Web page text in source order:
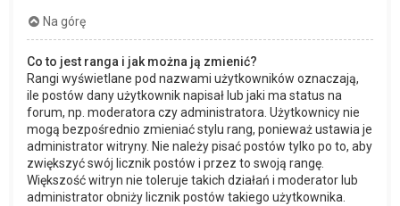
Na górę
Co to jest ranga i jak można ją zmienić?
Rangi wyświetlane pod nazwami użytkowników oznaczają,
ile postów dany użytkownik napisał lub jaki ma status na
forum, np. moderatora czy administratora. Użytkownicy nie
mogą bezpośrednio zmieniać stylu rang, ponieważ ustawia je
administrator witryny. Nie należy pisać postów tylko po to, aby
zwiększyć swój licznik postów i przez to swoją rangę.
Większość witryn nie toleruje takich działań i moderator lub
administrator obniży licznik postów takiego użytkownika.